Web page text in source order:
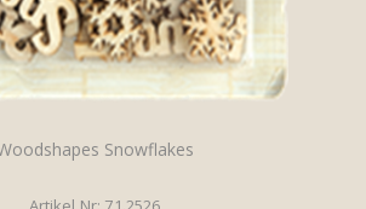
Snowflakes